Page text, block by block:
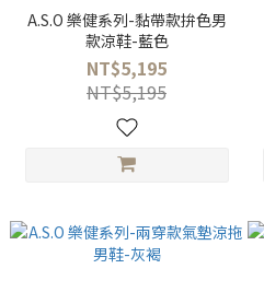
A.S.O 樂健系列-黏帶款拚色男
款涼鞋-藍色
NT$5,195
NT$5,195